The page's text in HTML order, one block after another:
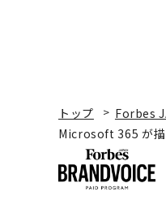
トップ Forbes
Microsoft 365 が描